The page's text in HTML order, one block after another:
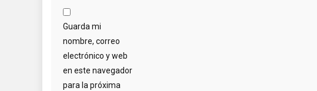
Guarda mi
nombre, correo
electrónico y web
en este navegador
para la próxima